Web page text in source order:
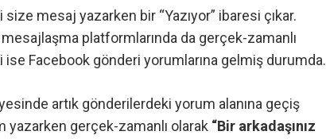
mesaj yazarken bir “Yazıyor” ibaresi çıkar.
platformlarında da gerçek-zamanlı
ise Facebook gönderi yorumlarına gelmiş durumda.
artık gönderilerdeki yorum alanına geçiş
yazarken gerçek-zamanlı olarak “Bir arkadaşınız